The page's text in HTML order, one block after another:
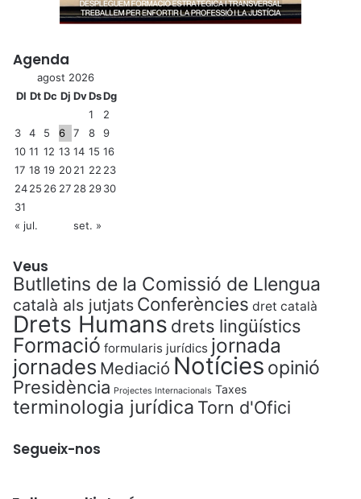
r
Agenda
agost 2026
Dl DtDc Dj DvDsDg
1
2
3
4 5 6 7 8
9
10 11 12 13 14 15 16
17 18 19 2021 22 23
2425 26 27 28 2930
31
« jul.
set. »
Veus
Butlletins de la Comissió de Llengua
català als jutjats Conferències dret català
Drets Humans drets lingüístics
Formació formularis jurídics jornada
jornades Mediació Notícies opinió
Presidència Projectes Internacionals Taxes
terminologia jurídica Torn d'Ofici
Segueix-nos